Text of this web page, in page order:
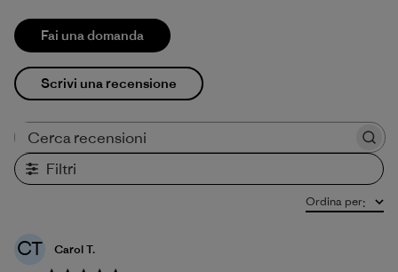
Fai una domanda
Scrivi una recensione
Filtri
Ordina per:
CT Carol T.